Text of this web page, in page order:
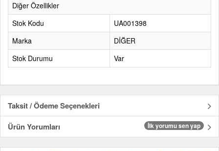
Diğer Özellikler
Stok Kodu
UA001398
Marka
DİĞER
Stok Durumu
Var
Taksit / Ödeme Seçenekleri
Ürün Yorumları
İlk yorumu sen yap